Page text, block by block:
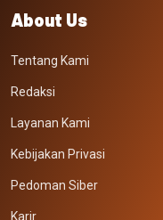
About Us
Tentang Kami
Redaksi
Layanan Kami
Kebijakan Privasi
Pedoman Siber
Karir